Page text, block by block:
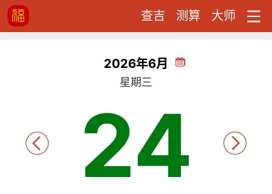
查吉 测算 大师
2026年6月
星期三
24